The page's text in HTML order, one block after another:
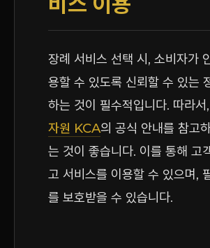
장례 서비스 선택 시, 소비자가
용할 수 있도록 신뢰할 수 있는
하는 것이 필수적입니다. 따라서,
자원 KCA의 공식 안내를 참고
는 것이 좋습니다. 이를 통해 고
고 서비스를 이용할 수 있으며,
를 보호받을 수 있습니다.